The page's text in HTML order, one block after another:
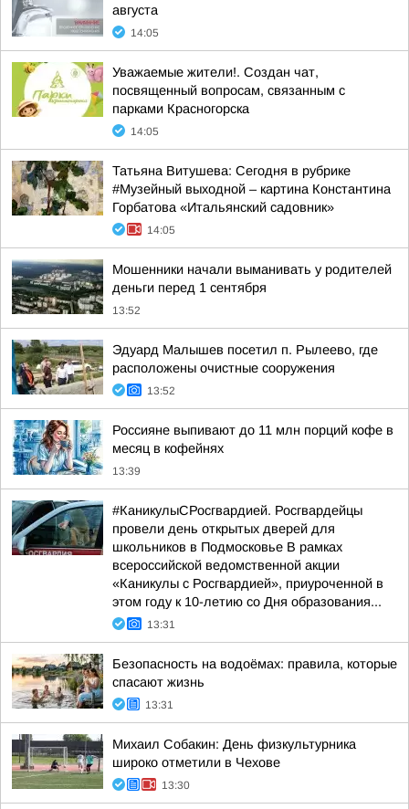
августа
14:05
Уважаемые жители!. Создан чат,
посвященный вопросам, связанным с
парками Красногорска
14:05
Татьяна Витушева: Сегодня в рубрике
#Музейный выходной – картина Константина
Горбатова «Итальянский садовник»
14:05
Мошенники начали выманивать у родителей
деньги перед 1 сентября
13:52
Эдуард Малышев посетил п. Рылеево, где
расположены очистные сооружения
13:52
Россияне выпивают до 11 млн порций кофе в
месяц в кофейнях
13:39
#КаникулыСРосгвардией. Росгвардейцы
провели день открытых дверей для
школьников в Подмосковье В рамках
всероссийской ведомственной акции
«Каникулы с Росгвардией», приуроченной в
этом году к 10-летию со Дня образования...
13:31
Безопасность на водоёмах: правила, которые
спасают жизнь
13:31
Михаил Собакин: День физкультурника
широко отметили в Чехове
13:30